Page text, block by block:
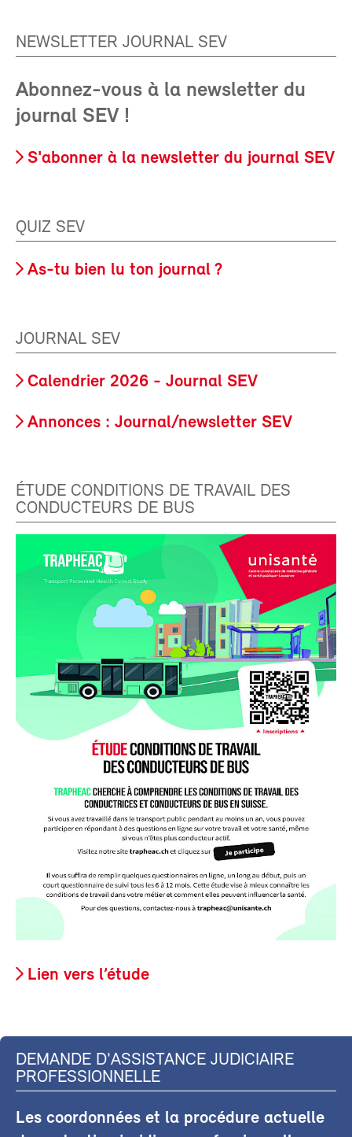
NEWSLETTER JOURNAL SEV
Abonnez-vous à la newsletter du
journal SEV !
S'abonner à la newsletter du journal SEV
QUIZ SEV
As-tu bien lu ton journal ?
JOURNAL SEV
Calendrier 2026 - Journal SEV
Annonces : Journal/newsletter SEV
ÉTUDE CONDITIONS DE TRAVAIL DES
CONDUCTEURS DE BUS
Lien vers l’étude
DEMANDE D'ASSISTANCE JUDICIAIRE
PROFESSIONNELLE
Les coordonnées et la procédure actuelle